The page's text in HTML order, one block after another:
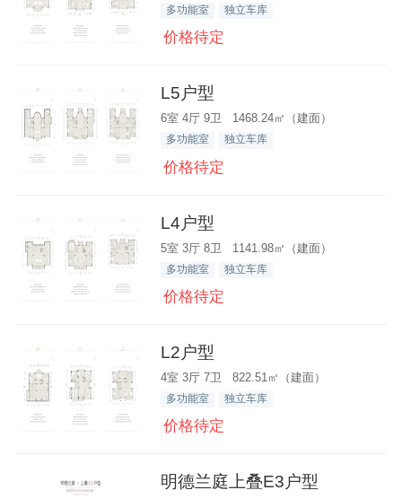
多功能室 独立车库
价格待定
L5户型
6室 4厅 9卫 1468.24㎡（建面）
多功能室 独立车库
价格待定
L4户型
5室 3厅 8卫 1141.98㎡（建面）
多功能室 独立车库
价格待定
L2户型
4室 3厅 7卫 822.51㎡（建面）
多功能室 独立车库
价格待定
明德兰庭上叠E3户型